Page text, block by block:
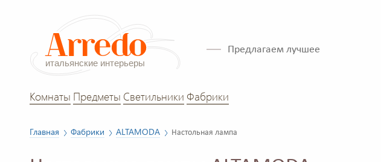
Предлагаем лучшее
Комнаты Предметы Светильники Фабрики
Главная Фабрики ALTAMODA Настольная лампа